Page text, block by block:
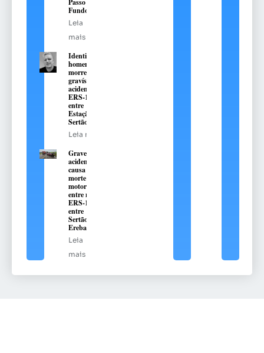
Fundo
Leia
mais
Identificado
homem que
morreu em
gravíssimo
acidente na
ERS-135,
entre
Estação e
Sertão
Leia mais
Grave
acidente
causa
morte de
motorista
entre na
ERS-135,
entre
Sertão e
Erebango
Leia
mais